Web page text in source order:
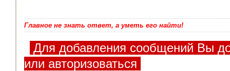
Главное не знать ответ, а уметь его найти!
Для добавления сообщений Вы
или авторизоваться